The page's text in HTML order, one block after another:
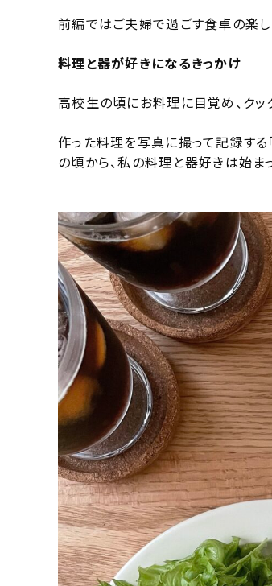
前編ではご夫婦で過ごす食卓の楽
料理と器が好きになるきっかけ
高校生の頃にお料理に目覚め、クッ
作った料理を写真に撮って記録する
の頃から、私の料理と器好きは始ま